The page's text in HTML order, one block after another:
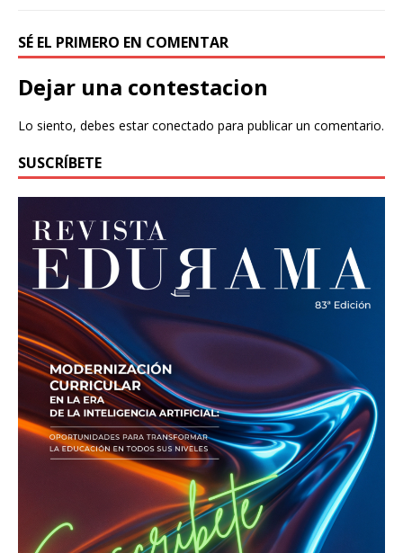
SÉ EL PRIMERO EN COMENTAR
Dejar una contestacion
Lo siento, debes estarconectado para publicar un comentario.
SUSCRÍBETE